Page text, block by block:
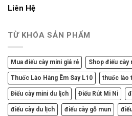
Liên Hệ
TỪ KHÓA SẢN PHẨM
Mua điếu cày mini giá rẻ Shop điếu cày
Thuốc Lào Hàng Êm Say L10 thuốc lào
Điếu cày mini du lịch Điếu Rút Mi Ni
điếu cày du lịch điếu cày gỗ mun